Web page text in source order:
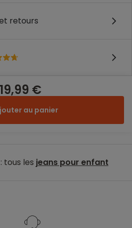
retours
19,99 €
au panier
tous les jeans pour enfant